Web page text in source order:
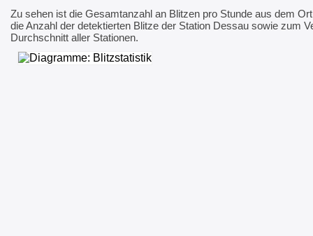
Zu sehen ist die Gesamtanzahl an Blitzen pro Stunde aus dem
die Anzahl der detektierten Blitze der Station Dessau sowie zum
Durchschnitt aller Stationen.